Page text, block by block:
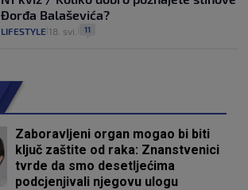
Đorđa Balaševića?
LIFESTYLE 18. svi. 11
Zaboravljeni organ mogao bi biti
ključ zaštite od raka: Znanstvenici
tvrde da smo desetljećima
podcjenjivali njegovu ulogu